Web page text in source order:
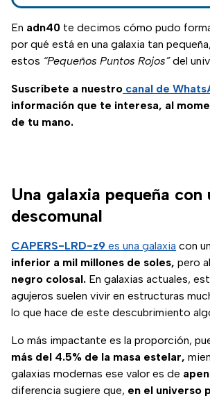
En adn40 te decimos cómo pudo
por qué está en una galaxia tan
estos “Pequeños Puntos Rojos”del
Suscríbete a nuestro canal de
información que te interesa, al
de tu mano.
Una galaxia pequeña con
descomunal
CAPERS-LRD-z9 es una galaxia con
inferior a mil millones de soles, pero
negro colosal. En galaxias actuales,
agujeros suelen vivir en estructuras
lo que hace de este descubrimiento
Lo más impactante es la proporción,
más del 4.5% de la masa estelar,
galaxias modernas ese valor es de
diferencia sugiere que, en el universo